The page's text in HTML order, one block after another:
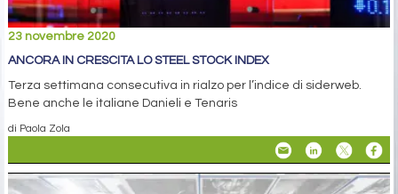
23 novembre 2020
ANCORA IN CRESCITA LO STEEL STOCK INDEX
Terza settimana consecutiva in rialzo per l’indice di siderweb.
Bene anche le italiane Danieli e Tenaris
di Paola Zola